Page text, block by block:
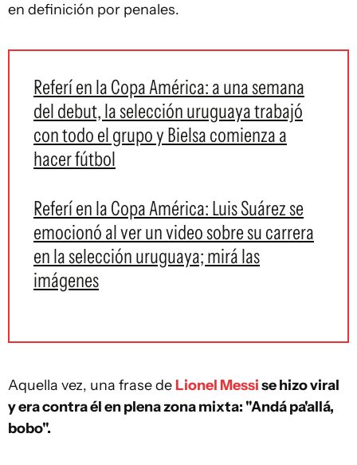
en definición por penales.
Referí en la Copa América: a una semana
del debut, la selección uruguaya trabajó
con todo el grupo y Bielsa comienza a
hacer fútbol
Referí en la Copa América: Luis Suárez se
emocionó al ver un video sobre su carrera
en la selección uruguaya; mirá las
imágenes
Aquella vez, una frase de Lionel Messise hizo viral
y era contra él en plena zona mixta: "Andá pa'allá,
bobo".